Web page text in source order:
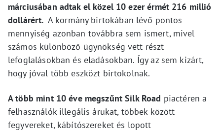
márciusában adtak el közel 10 ezer érmét 216 millió
dollárért. A kormány birtokában lévő pontos
mennyiség azonban továbbra sem ismert, mivel
számos különböző ügynökség vett részt
lefoglalásokban és eladásokban. Így az sem kizárt,
hogy jóval több eszközt birtokolnak.
A több mint 10 éve megszűnt Silk Road piactéren a
felhasználók illegális árukat, többek között
fegyvereket, kábítószereket és lopott